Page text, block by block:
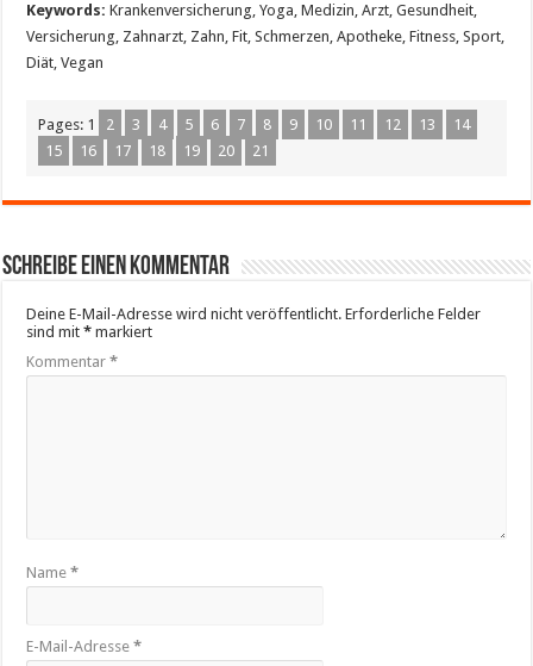
Keywords: Krankenversicherung, Yoga, Medizin, Arzt, Gesundheit,
Versicherung, Zahnarzt, Zahn, Fit, Schmerzen, Apotheke, Fitness, Sport,
Diät, Vegan
Pages: 1 2 3 4 5 6 7 8 9 10 11 12 13
14
15
16 17 18 19 20 21
Schreibe einen Kommentar
Deine E-Mail-Adresse wird nicht veröffentlicht. Erforderliche Felder
sind mit* markiert
Kommentar*
Name*
E-Mail-Adresse*